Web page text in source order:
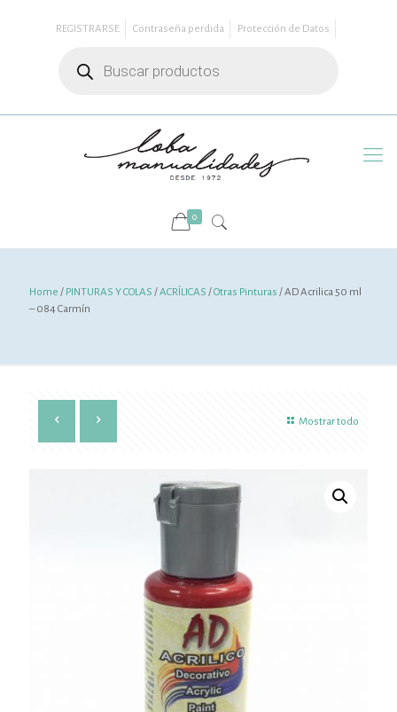
REGISTRARSE Contraseña perdida
Protección de Datos
productos
0
Home / PINTURAS Y COLAS /ACRÍLICAS /Otras Pinturas / AD Acrilica 50 ml
– 084 Carmín
Mostrar todo